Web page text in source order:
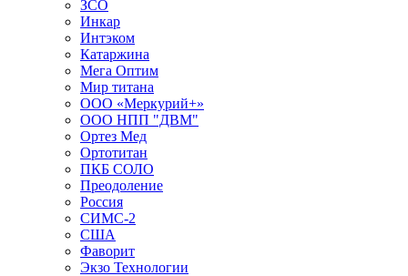
ЗСО
Инкар
Интэком
Катаржина
Мега Оптим
Мир титана
ООО «Меркурий+»
ООО НПП "ДВМ"
Ортез Мед
Ортотитан
ПКБ СОЛО
Преодоление
Россия
СИМС-2
США
Фаворит
Экзо Технологии